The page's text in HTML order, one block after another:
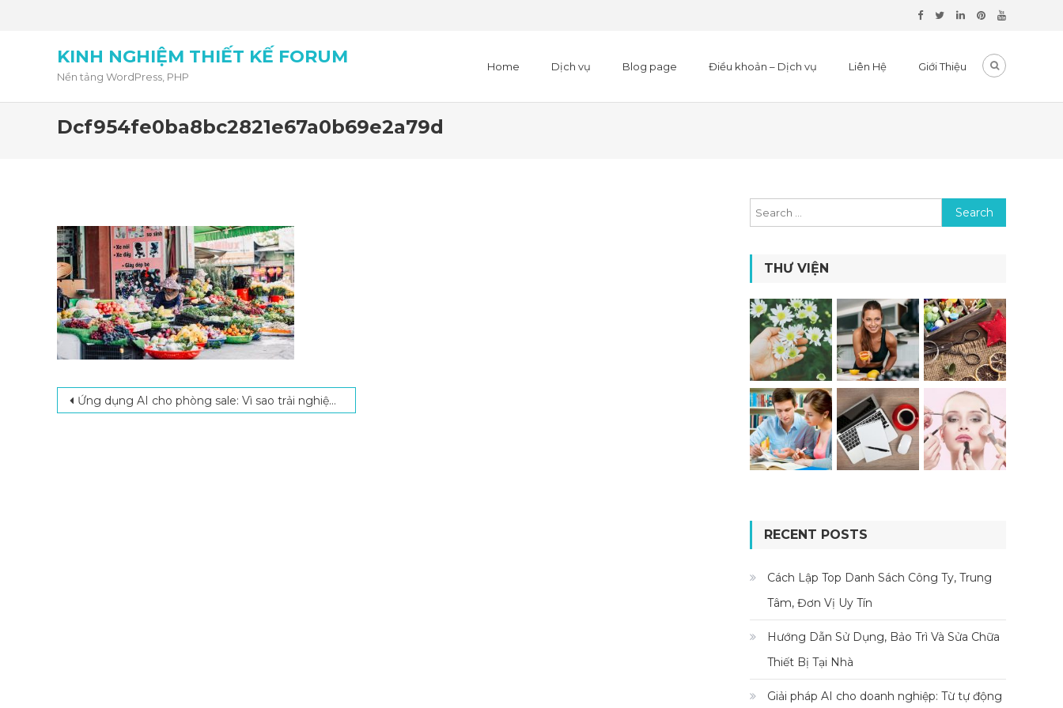
KINH NGHIỆM THIẾT KẾ FORUM
Nền tảng WordPress, PHP
Home Dịch vụ Blog page Điều khoản – Dịch vụ Liên Hệ Giới Thiệu
Dcf954fe0ba8bc2821e67a0b69e2a79d
Post navigation
Ứng dụng AI cho phòng sale: Vì sao trải nghiệm mua sắm ngày càng nhanh và cá nhân hóa hơn?
Search for:
THƯ VIỆN
RECENT POSTS
Cách Lập Top Danh Sách Công Ty, Trung
Tâm, Đơn Vị Uy Tín
Hướng Dẫn Sử Dụng, Bảo Trì Và Sửa Chữa
Thiết Bị Tại Nhà
Giải pháp AI cho doanh nghiệp: Từ tự động